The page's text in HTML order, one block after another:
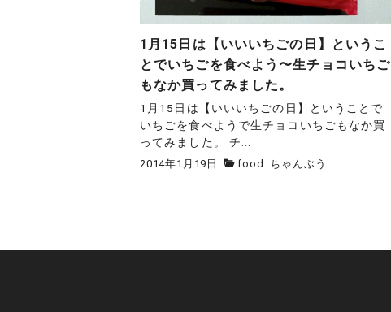
1月15日は【いいいちごの日】というこ
とでいちごを食べよう〜生チョコいちご
もなか買ってみました。
1月15日は【いいいちごの日】ということで
いちごを食べようで生チョコいちごもなか買
ってみました。 チ...
2014年1月19日 food ちゃんぶう